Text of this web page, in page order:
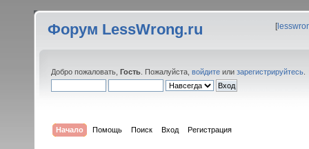
Форум LessWrong.ru [
Добро пожаловать, Гость . Пожалуйста, войдите или зарегистрируйтесь
Начало Помощь Поиск Вход Регистрация